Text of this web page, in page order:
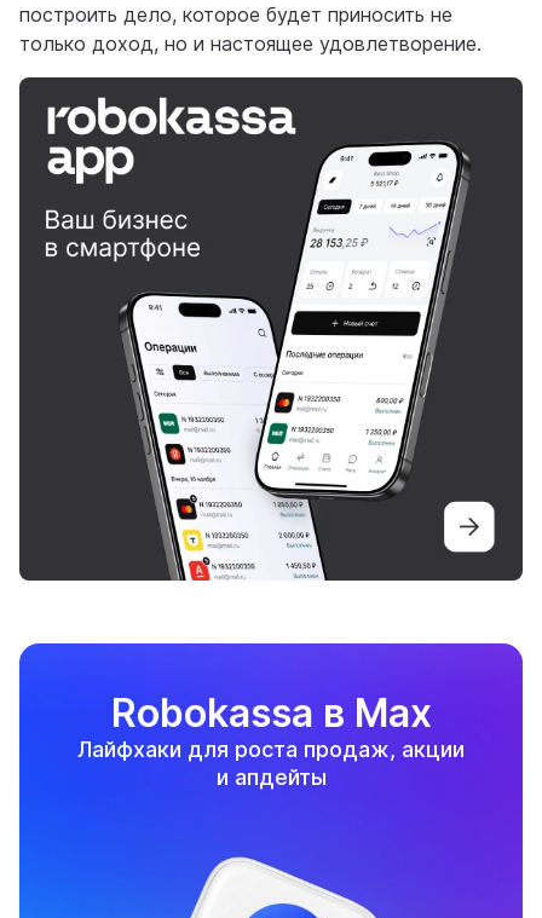
построить дело, которое будет приносить не
только доход, но и настоящее удовлетворение.
Robokassa в Max
Лайфхаки для роста продаж, акции
и апдейты